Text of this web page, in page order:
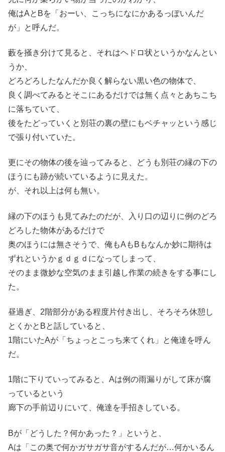
俺はAとBを「おーい、こっちになにかあるっぽいんだ
が」と呼んだ。
藪を掻き分けて見ると、それはヘドロ状というかなんとい
うか、
どろどろしたなんだか良く解らない黒い色の物体で、
良く調べてみるとそこにあるだけでは無く点々とあちこち
に落ちていて、
後をたどっていくと別荘の裏の壁にもベチャッという感じ
で張り付いていた。
更にその物体の後を辿ってみると、どうも別荘の縁の下の
ほうにも跡が続いているように見えた。
が、それ以上は何も無い。
縁の下のほうも見てみたのだが、入り口の辺りに例のどろ
どろした物体があるだけで
奥のほうには無さそうで、俺もAもBもなんか妙に期待は
ずれというかｇｄｇｄになってしまって、
そのまま微妙な空気のまま引越し作業の続きをする事にし
た。
昼過ぎ、2階部分がある程度片付き出し、そろそろ休憩し
とくかとBと話していると、
1階にいたAが「ちょっとこっち来てくれ」と俺達を呼ん
だ。
1階に下りていってみると、Aは例の雨漏りがして床が腐
っているという
廊下の手前辺りにいて、俺達を手招きしている。
Bが「どうした？何かあった？」というと、
Aは「この奥で何かガサガサ音がするんだが…何かいるん